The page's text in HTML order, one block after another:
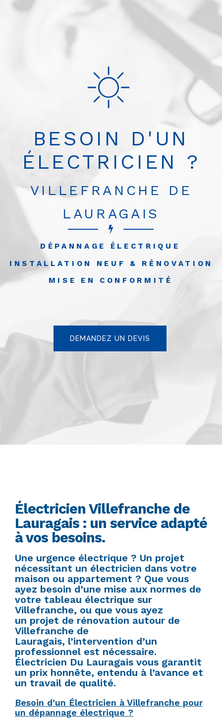
BESOIN D'UN
ÉLECTRICIEN ?
DEMANDEZ UN DEVIS
DÉPANNAGE ÉLECTRIQUE
INSTALLATION NEUF & RÉNOVATION
MISE EN CONFORMITÉ
VILLEFRANCHE DE
LAURAGAIS
Électricien Villefranche de
Lauragais : un service adapté
à vos besoins.
Une urgence électrique ? Un projet
nécessitant un électricien dans votre
maison ou appartement ? Que vous
ayez besoin d’une mise aux normes de
votre tableau électrique sur
Villefranche, ou que vous ayez
un projet de rénovation autour de
Villefranche de
Lauragais, l’intervention d’un
professionnel est nécessaire.
Électricien Du Lauragais vous garantit
un prix honnête, entendu à l’avance et
un travail de qualité.
Besoin d’un Électricien à Villefranche pour
un dépannage électrique ?